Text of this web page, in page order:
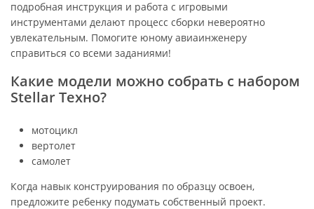
подробная инструкция и работа с игровыми
инструментами делают процесс сборки невероятно
увлекательным. Помогите юному авиаинженеру
справиться со всеми заданиями!
Какие модели можно собрать с набором
Stellar Техно?
мотоцикл
вертолет
самолет
Когда навык конструирования по образцу освоен,
предложите ребенку подумать собственный проект.